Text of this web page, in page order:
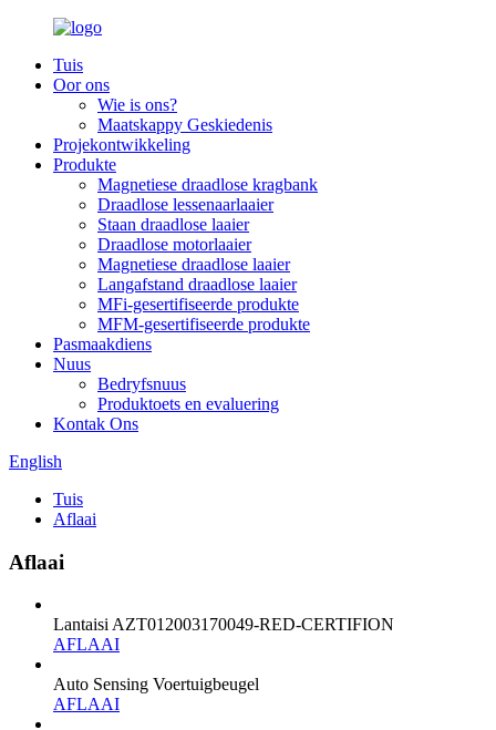
Tuis
Oor ons
Wie is ons?
Maatskappy Geskiedenis
Projekontwikkeling
Produkte
Magnetiese draadlose kragbank
Draadlose lessenaarlaaier
Staan draadlose laaier
Draadlose motorlaaier
Magnetiese draadlose laaier
Langafstand draadlose laaier
MFi-gesertifiseerde produkte
MFM-gesertifiseerde produkte
Pasmaakdiens
Nuus
Bedryfsnuus
Produktoets en evaluering
Kontak Ons
English
Tuis
Aflaai
Aflaai
Lantaisi AZT012003170049-RED-CERTIFION
AFLAAI
Auto Sensing Voertuigbeugel
AFLAAI